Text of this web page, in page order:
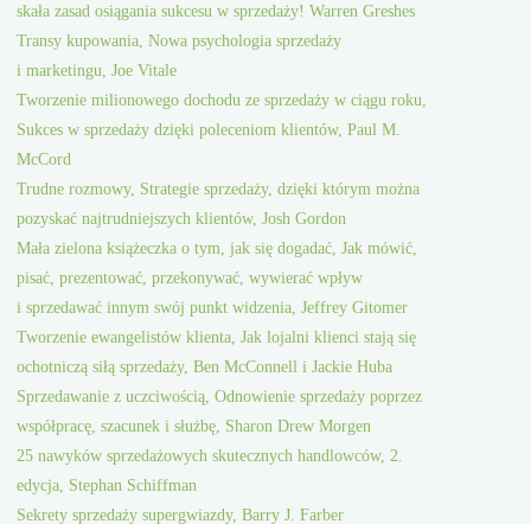
skała zasad osiągania sukcesu w sprzedaży! Warren Greshes
Transy kupowania, Nowa psychologia sprzedaży
i marketingu, Joe Vitale
Tworzenie milionowego dochodu ze sprzedaży w ciągu roku,
Sukces w sprzedaży dzięki poleceniom klientów, Paul M.
McCord
Trudne rozmowy, Strategie sprzedaży, dzięki którym można
pozyskać najtrudniejszych klientów, Josh Gordon
Mała zielona książeczka o tym, jak się dogadać, Jak mówić,
pisać, prezentować, przekonywać, wywierać wpływ
i sprzedawać innym swój punkt widzenia, Jeffrey Gitomer
Tworzenie ewangelistów klienta, Jak lojalni klienci stają się
ochotniczą siłą sprzedaży, Ben McConnell i Jackie Huba
Sprzedawanie z uczciwością, Odnowienie sprzedaży poprzez
współpracę, szacunek i służbę, Sharon Drew Morgen
25 nawyków sprzedażowych skutecznych handlowców, 2.
edycja, Stephan Schiffman
Sekrety sprzedaży supergwiazdy, Barry J. Farber